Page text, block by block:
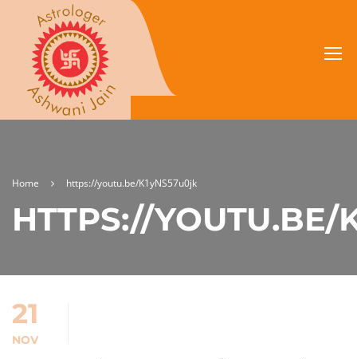
Home https://youtu.be/K1yNS57u0jk
HTTPS://YOUTU.BE/
21
NOV